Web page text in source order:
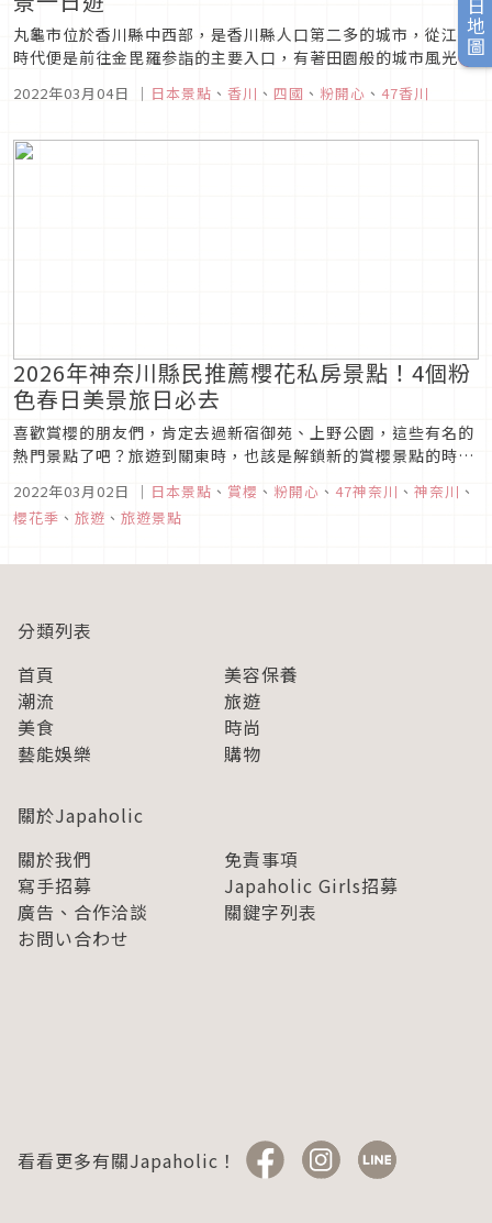
丸龜市位於香川縣中西部，是香川縣人口第二多的城市，從江戸
時代便是前往金毘羅参詣的主要入口，有著田園般的城市風光，
過這裡可不是只有烏龍麵，還有日本現存十二天守之一的丸龜
的名...
2022年03月04日 ｜ 日本景點 、 香川 、 四國 、 粉開心 、 47香川
2026年神奈川縣民推薦櫻花私房景點！4個粉
色春日美景旅日必去
喜歡賞櫻的朋友們，肯定去過新宿御苑、上野公園，這些有名的
熱門景點了吧？旅遊到關東時，也該是解鎖新的賞櫻景點的時刻
就讓身為神奈川久居的台灣筆者用一篇文章，來跟大家分享4個
受到神奈川在地人喜愛的推薦櫻花私房景點，讓賞櫻季逛到時間
2022年03月02日 ｜ 日本景點 、 賞櫻 、 粉開心 、 47神奈川 、 神奈川 、
櫻花季 、 旅遊 、 旅遊景點
分類列表
首頁
美容保養
潮流
旅遊
美食
時尚
藝能娛樂
購物
關於Japaholic
關於我們
免責事項
寫手招募
Japaholic Girls招募
廣告、合作洽談
關鍵字列表
お問い合わせ
看看更多有關Japaholic！